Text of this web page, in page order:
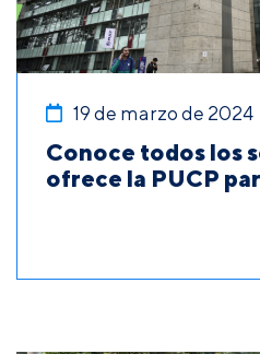
19 de marzo de 2024
Conoce todos los
ofrece la PUCP